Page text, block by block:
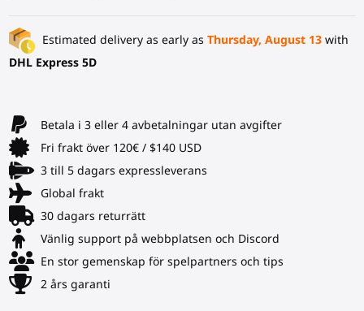
Estimated delivery as early as Thursday, August 13with
DHL Express 5D
Betala i 3 eller 4 avbetalningar utan avgifter
Fri frakt över 120€ / $140 USD
3 till 5 dagars expressleverans
Global frakt
30 dagars returrätt
Vänlig support på webbplatsen och Discord
En stor gemenskap för spelpartners och tips
2 års garanti